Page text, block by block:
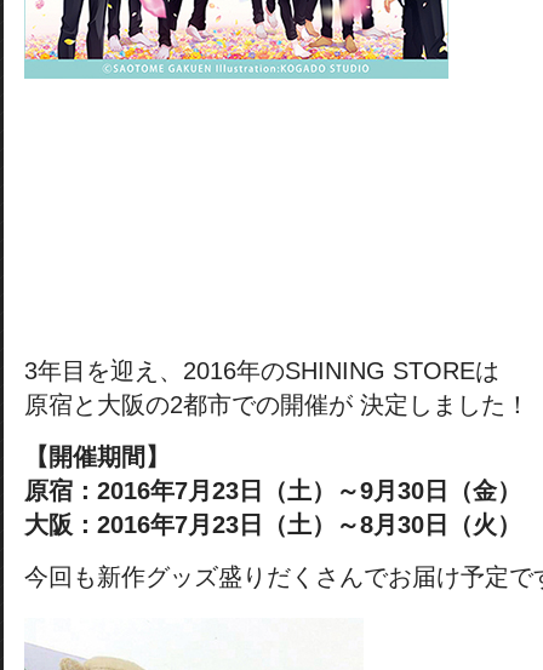
3年目を迎え、2016年のSHINING STOREは
原宿と大阪の2都市での開催が 決定しました！
【開催期間】
原宿：2016年7月23日（土）～9月30日（金）
大阪：2016年7月23日（土）～8月30日（火）
今回も新作グッズ盛りだくさんでお届け予定で